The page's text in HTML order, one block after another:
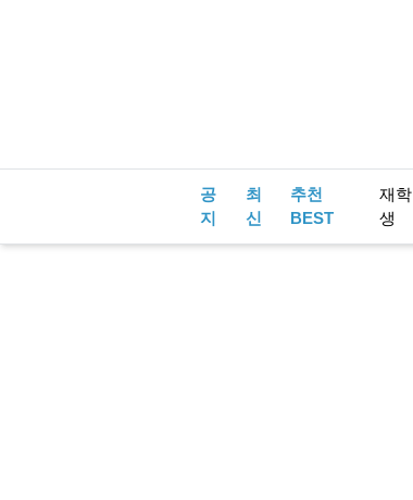
공
지
최
신
추천
BEST
재학
생